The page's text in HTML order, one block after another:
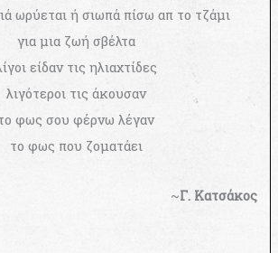
ωρύεται ή σιωπά πίσω απ το τζάμι
για μια ζωή σβέλτα
είδαν τις ηλιαχτίδες
λιγότεροι τις άκουσαν
φως σου φέρνω λέγαν
το φως που ζοματάει
~Γ. Κατσάκος